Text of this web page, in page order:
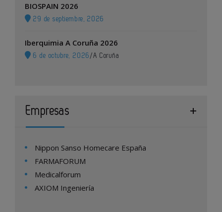
BIOSPAIN 2026
29 de septiembre, 2026
Iberquimia A Coruña 2026
6 de octubre, 2026 /A Coruña
Empresas
Nippon Sanso Homecare España
FARMAFORUM
Medicalforum
AXIOM Ingeniería